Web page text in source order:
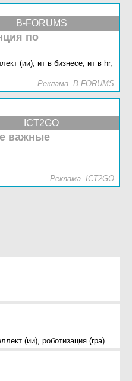
B-FORUMS
по
(ии), ит в бизнесе, ит в hr,
Реклама. B-FORUMS
ICT2GO
важные
Реклама. ICT2GO
(ии), роботизация (rpa)